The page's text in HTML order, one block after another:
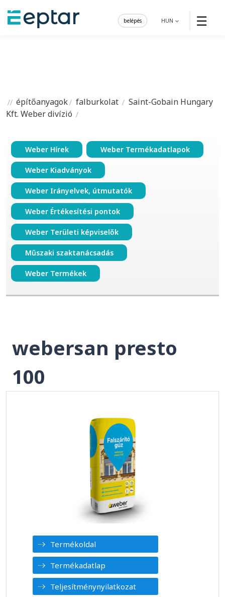
☰
HUN
belépés
építőanyagok falburkolat
Saint-Gobain Hungary
Kft. Weber divízió
Weber Hírek Weber Termékadatlapok
Weber Kiadványok
Weber Irányelvek, útmutatók
Weber Értékesítési pontok
Weber Területi képviselők
Műszaki szaktanácsadás
Weber Termékek
webersan presto
100
Termékoldal
Termékadatlap
Teljesítménynyilatkozat